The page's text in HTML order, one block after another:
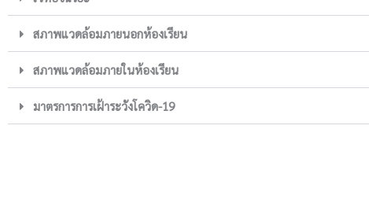
สภาพแวดล้อมภายนอกห้องเรียน
สภาพแวดล้อมภายในห้องเรียน
มาตรการการเฝ้าระวังโควิด-19